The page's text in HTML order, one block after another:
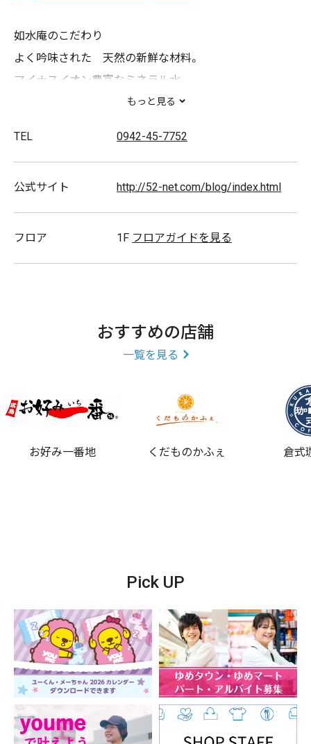
如水庵のこだわり
よく吟味された 天然の新鮮な材料。
マイナスイオン豊富なミネラル水。
北海道産の香り高い小豆。
けるものと信じております。
【主な取扱商品】
一升餅/甘味/紅白上用饅頭/最中/上生菓子/大福/羊羹/和
菓子/和洋菓子/饅頭/筑柴もち/とっとーと。/博多ひとし
もっと見る
TEL 0942-45-7752
公式サイト http://52-net.com/blog/index.html
フロア 1F フロアガイドを見る
おすすめの店舗
一覧を見る
お好み一番地 くだものかふぇ 倉式
Pick UP